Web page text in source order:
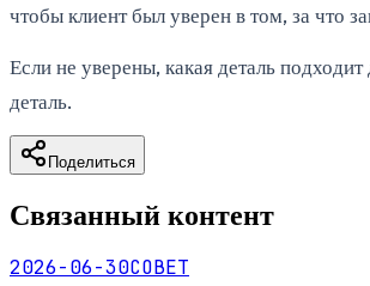
чтобы клиент был уверен в том, за что
Если не уверены, какая деталь
деталь.
Поделиться
Связанный контент
2026-06-30СОВЕТ